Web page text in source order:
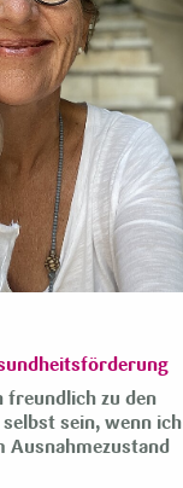
freundlich zu den
sein, wenn ich
Ausnahmezustand